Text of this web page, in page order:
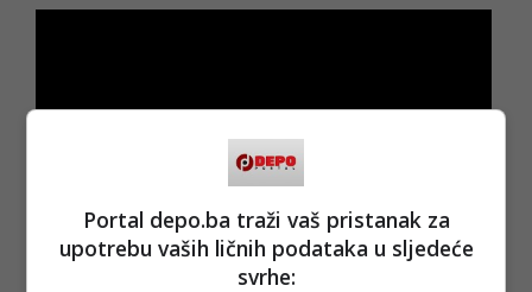
Portal depo.ba traži vaš pristanak za
upotrebu vaših ličnih podataka u sljedeće
svrhe: